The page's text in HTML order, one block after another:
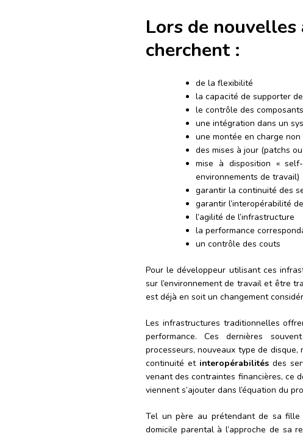
Lors de
cherchent :
de la flexibilité
la capacité de supporter
le contrôle des composants
une intégration dans un
une montée en charge non
des mises à jour (patchs
mise à disposition «
environnements de travail)
garantir la continuité des
garantir l’interopérabilité
l’agilité de l’infrastructure
la performance
un contrôle des couts
Pour le développeur utilisant ces
sur l’environnement de travail et être
est déjà en soit un changement
Les infrastructures traditionnelles
performance. Ces dernières
processeurs, nouveaux type de
continuité et interopérabilités des
venant des contraintes financières, ce
viennent s’ajouter dans l’équation du
Tel un père au prétendant de sa fille
domicile parental à l’approche de sa